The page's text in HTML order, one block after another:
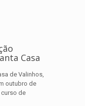
Casa
de Valinhos,
outubro de
curso de